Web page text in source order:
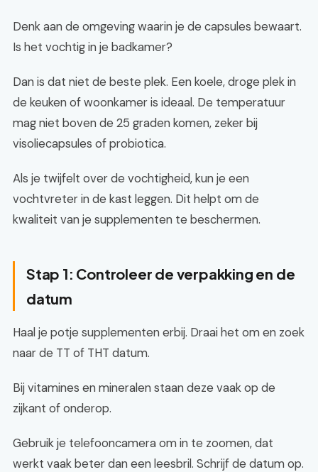
Denk aan de omgeving waarin je de capsules bewaart.
Is het vochtig in je badkamer?
Dan is dat niet de beste plek. Een koele, droge plek in
de keuken of woonkamer is ideaal. De temperatuur
mag niet boven de 25 graden komen, zeker bij
visoliecapsules of probiotica.
Als je twijfelt over de vochtigheid, kun je een
vochtvreter in de kast leggen. Dit helpt om de
kwaliteit van je supplementen te beschermen.
Stap 1: Controleer de verpakking en de
datum
Haal je potje supplementen erbij. Draai het om en zoek
naar de TT of THT datum.
Bij vitamines en mineralen staan deze vaak op de
zijkant of onderop.
Gebruik je telefooncamera om in te zoomen, dat
werkt vaak beter dan een leesbril. Schrijf de datum op.